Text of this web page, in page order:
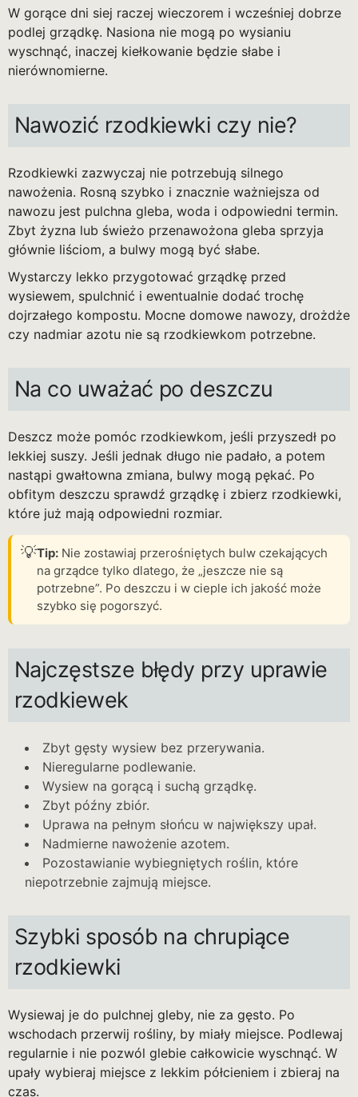
W gorące dni siej raczej wieczorem i wcześniej dobrze
podlej grządkę. Nasiona nie mogą po wysianiu
wyschnąć, inaczej kiełkowanie będzie słabe i
nierównomierne.
Nawozić rzodkiewki czy nie?
Rzodkiewki zazwyczaj nie potrzebują silnego
nawożenia. Rosną szybko i znacznie ważniejsza od
nawozu jest pulchna gleba, woda i odpowiedni termin.
Zbyt żyzna lub świeżo przenawożona gleba sprzyja
głównie liściom, a bulwy mogą być słabe.
Wystarczy lekko przygotować grządkę przed
wysiewem, spulchnić i ewentualnie dodać trochę
dojrzałego kompostu. Mocne domowe nawozy, drożdże
czy nadmiar azotu nie są rzodkiewkom potrzebne.
Na co uważać po deszczu
Deszcz może pomóc rzodkiewkom, jeśli przyszedł po
lekkiej suszy. Jeśli jednak długo nie padało, a potem
nastąpi gwałtowna zmiana, bulwy mogą pękać. Po
obfitym deszczu sprawdź grządkę i zbierz rzodkiewki,
które już mają odpowiedni rozmiar.
💡Tip: Nie zostawiaj przerośniętych bulw czekających
na grządce tylko dlatego, że „jeszcze nie są
potrzebne”. Po deszczu i w cieple ich jakość może
szybko się pogorszyć.
Najczęstsze błędy przy uprawie
rzodkiewek
Zbyt gęsty wysiew bez przerywania.
Nieregularne podlewanie.
Wysiew na gorącą i suchą grządkę.
Zbyt późny zbiór.
Uprawa na pełnym słońcu w największy upał.
Nadmierne nawożenie azotem.
Pozostawianie wybiegniętych roślin, które
niepotrzebnie zajmują miejsce.
Szybki sposób na chrupiące
rzodkiewki
Wysiewaj je do pulchnej gleby, nie za gęsto. Po
wschodach przerwij rośliny, by miały miejsce. Podlewaj
regularnie i nie pozwól glebie całkowicie wyschnąć. W
upały wybieraj miejsce z lekkim półcieniem i zbieraj na
czas.